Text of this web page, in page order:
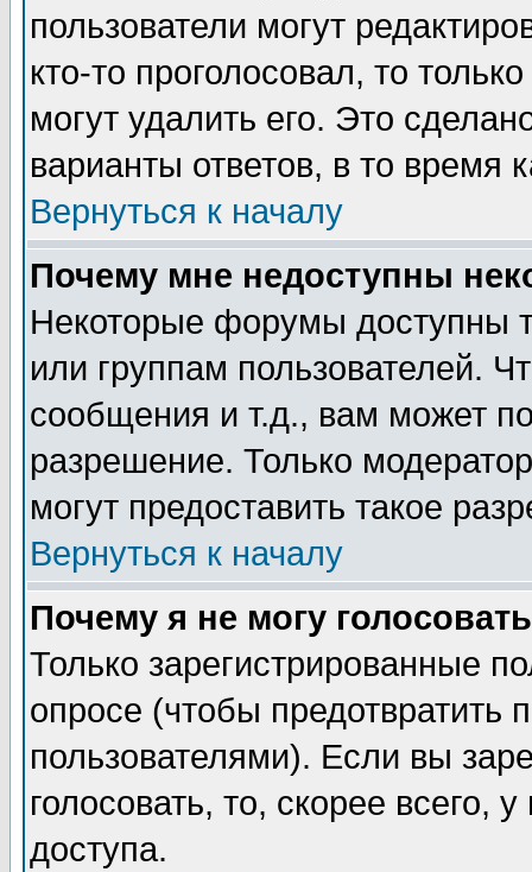
пользователи могут
кто-то проголосовал, то
могут удалить его. Это
варианты ответов, в то время
Вернуться к началу
Почему мне недоступны
Некоторые форумы доступны
или группам пользователей.
сообщения и т.д., вам может
разрешение. Только
могут предоставить такое
Вернуться к началу
Почему я не могу
Только зарегистрированные
опросе (чтобы предотвратить
пользователями). Если вы
голосовать, то, скорее всего,
доступа.